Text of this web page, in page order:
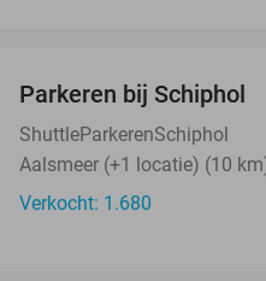
Parkeren bij Schiphol
ShuttleParkerenSchiphol
Aalsmeer (+1 locatie) (10
Verkocht: 1.680